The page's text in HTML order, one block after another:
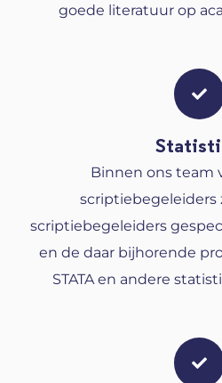
goede literatuur op
Binnen ons team
scriptiebegeleiders
scriptiebegeleiders
en de daar bijhorende
STATA en andere